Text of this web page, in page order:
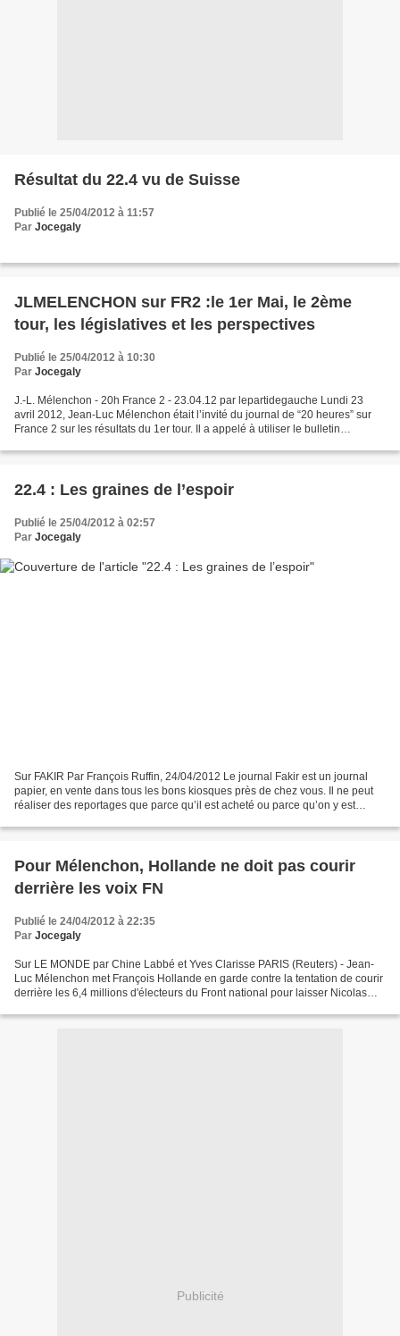
Résultat du 22.4 vu de Suisse
Publié le 25/04/2012 à 11:57
Par Jocegaly
JLMELENCHON sur FR2 :le 1er Mai, le 2ème
tour, les législatives et les perspectives
Publié le 25/04/2012 à 10:30
Par Jocegaly
J.-L. Mélenchon - 20h France 2 - 23.04.12 par lepartidegauche Lundi 23
avril 2012, Jean-Luc Mélenchon était l’invité du journal de “20 heures” sur
France 2 sur les résultats du 1er tour. Il a appelé à utiliser le bulletin
22.4 : Les graines de l’espoir
Publié le 25/04/2012 à 02:57
Par Jocegaly
Sur FAKIR Par François Ruffin, 24/04/2012 Le journal Fakir est un journal
papier, en vente dans tous les bons kiosques près de chez vous. Il ne peut
réaliser des reportages que parce qu’il est acheté ou parce qu’on y est
Pour Mélenchon, Hollande ne doit pas courir
derrière les voix FN
Publié le 24/04/2012 à 22:35
Par Jocegaly
Sur LE MONDE par Chine Labbé et Yves Clarisse PARIS (Reuters) - Jean-
Luc Mélenchon met François Hollande en garde contre la tentation de courir
derrière les 6,4 millions d'électeurs du Front national pour laisser Nicolas
Publicité